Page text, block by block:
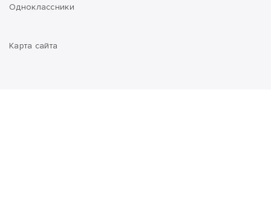
Одноклассники
Карта сайта